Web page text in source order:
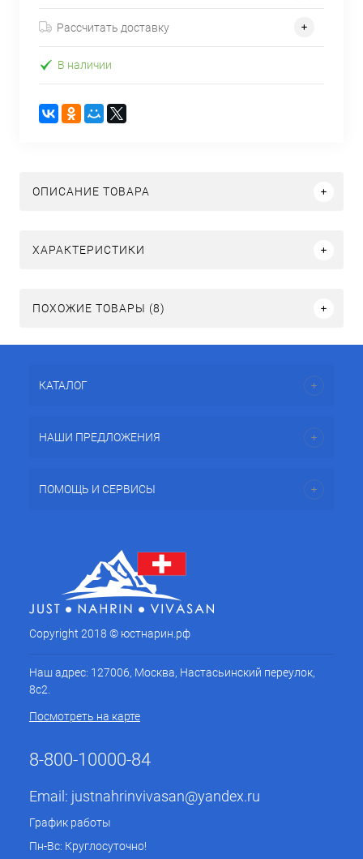
Рассчитать доставку
В наличии
ОПИСАНИЕ ТОВАРА
ХАРАКТЕРИСТИКИ
ПОХОЖИЕ ТОВАРЫ (8)
КАТАЛОГ
НАШИ ПРЕДЛОЖЕНИЯ
ПОМОЩЬ И СЕРВИСЫ
Copyright 2018 © юстнарин.рф
Наш адрес: 127006, Москва, Настасьинский переулок,
8с2.
Посмотреть на карте
8-800-10000-84
Email: justnahrinvivasan@yandex.ru
График работы
Пн-Вс: Круглосуточно!